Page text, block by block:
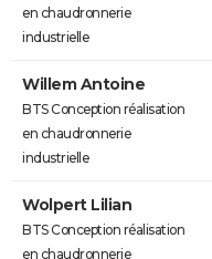
en chaudronnerie
industrielle
Willem Antoine
BTS Conception réalisation
en chaudronnerie
industrielle
Wolpert Lilian
BTS Conception réalisation
en chaudronnerie